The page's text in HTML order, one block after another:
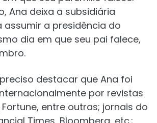
Ana deixa a subsidiária
assumir a presidência do
dia em que seu pai falece,
destacar que Ana foi
por revistas
entre outras; jornais do